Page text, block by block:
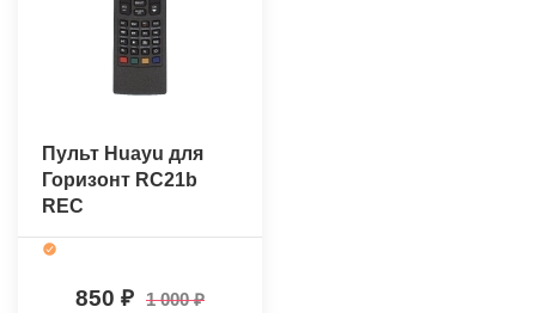
Пульт Huayu для
Горизонт RC21b
REC
850 1 000